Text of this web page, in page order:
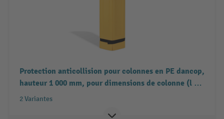
Protection anticollision pour colonnes en PE dancop,
hauteur 1 000 mm, pour dimensions de colonne (l x
P) 100-150 x 100-150 mm
2 Variantes